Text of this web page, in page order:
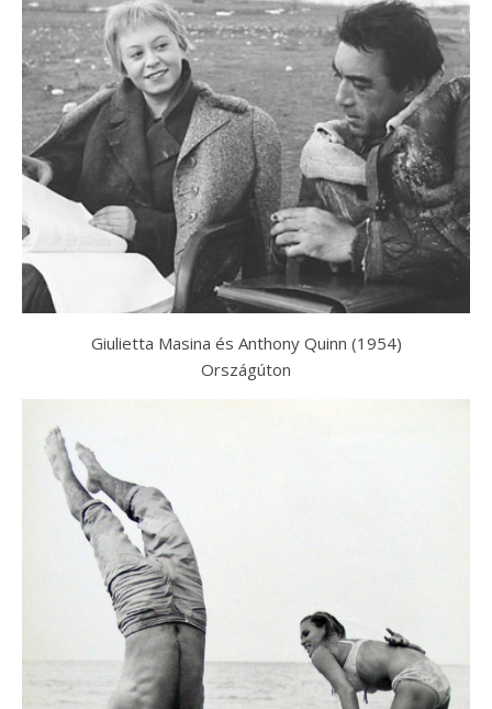
Giulietta Masina és Anthony Quinn (1954)
Országúton